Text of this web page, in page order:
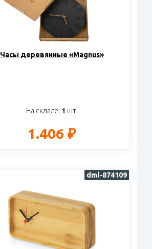
Часы деревянные «Magnus»
На складе: 1 шт.
1.406 ₽
dml-874109